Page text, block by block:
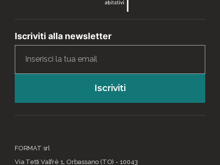
Iscriviti alla newsletter
Iscriviti
FORMAT srl
Via Tetti Valfrè 1, Orbassano (TO) - 10043